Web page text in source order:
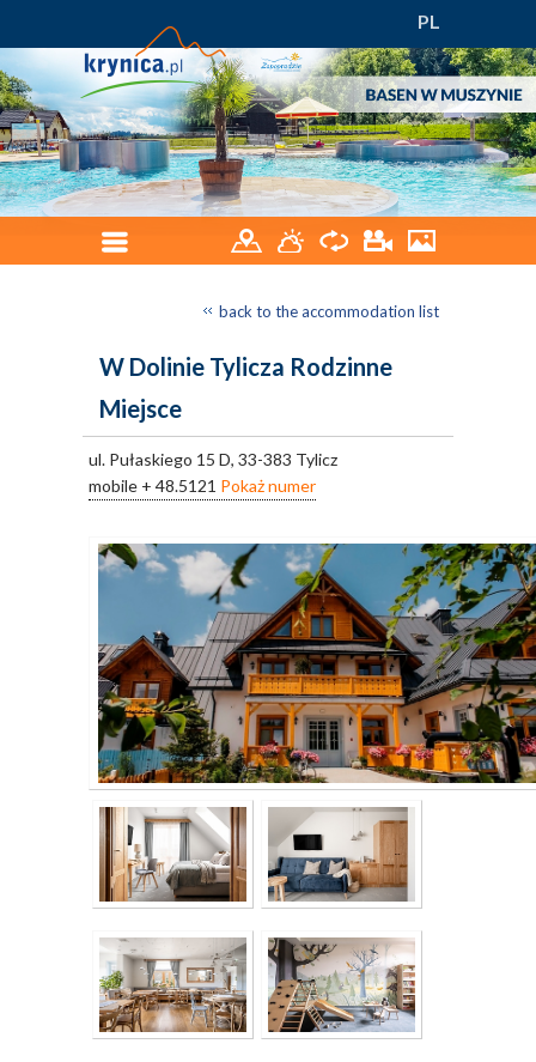
PL
back to the accommodation list
W Dolinie Tylicza Rodzinne
Miejsce
ul. Pułaskiego 15 D, 33-383 Tylicz
mobile + 48.5121 Pokaż numer